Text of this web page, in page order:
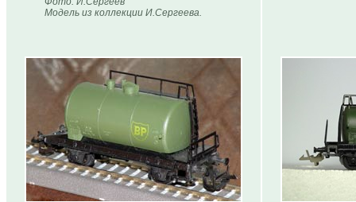
Модель из коллекции И.Сергеева.